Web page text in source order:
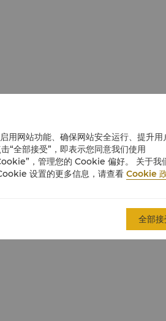
用网站功能、确保网站安全运行、提升用
“全部接受”，即表示您同意我们使用
，管理您的 Cookie 偏好。 关于我
设置的更多信息，请查看 Cookie
全部接